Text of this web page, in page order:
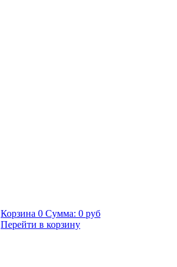
Корзина 0 Сумма: 0 руб
Перейти в корзину